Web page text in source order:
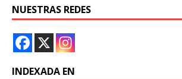
NUESTRAS REDES
INDEXADA EN